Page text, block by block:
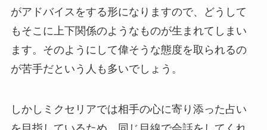
がアドバイスをする形になりますので、どうして
もそこに上下関係のようなものが生まれてしまい
ます。そのようにして偉そうな態度を取られるの
が苦手だという人も多いでしょう。
しかしミクセリアでは相手の心に寄り添った占い